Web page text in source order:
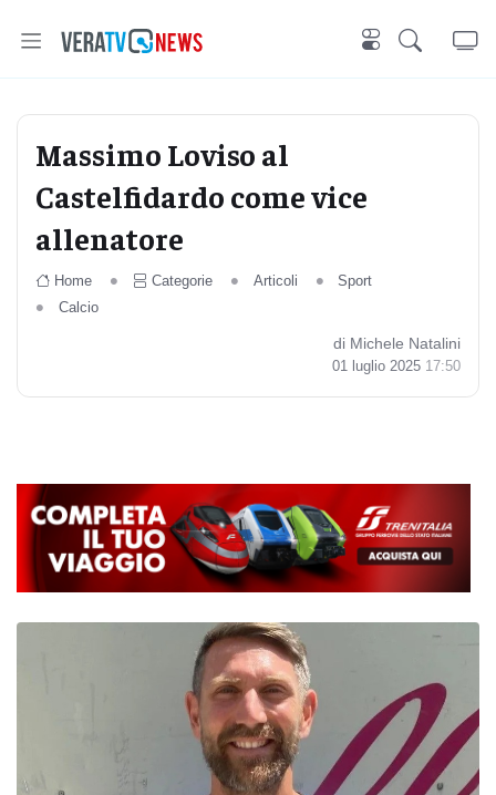
Massimo Loviso al
Castelfidardo come vice
allenatore
Home Categorie Articoli
Sport
Calcio
di Michele Natalini
01 luglio 2025 17:50